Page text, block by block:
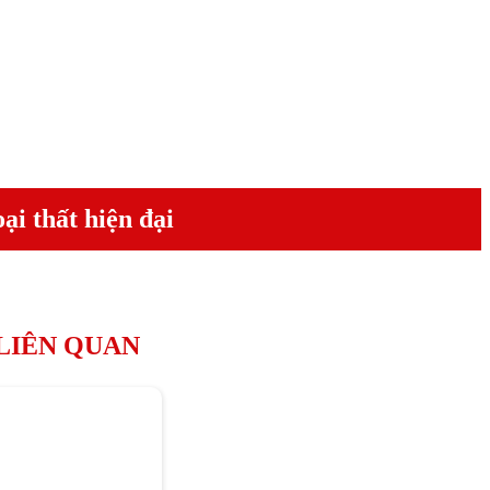
thất hiện đại
QUAN